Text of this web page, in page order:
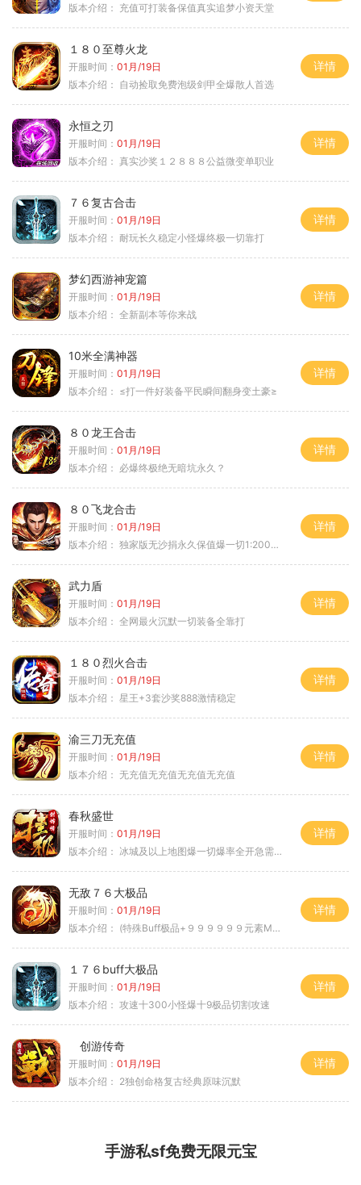
版本介绍： 充值可打装备保值真实追梦小资天堂
１８０至尊火龙
开服时间： 01月/19日
版本介绍： 自动捡取免费泡级剑甲全爆散人首选
详情
永恒之刃
开服时间： 01月/19日
版本介绍： 真实沙奖１２８８８公益微变单职业
详情
７６复古合击
开服时间： 01月/19日
版本介绍： 耐玩长久稳定小怪爆终极一切靠打
详情
梦幻西游神宠篇
开服时间： 01月/19日
版本介绍： 全新副本等你来战
详情
10米全满神器
开服时间： 01月/19日
版本介绍： ≤打一件好装备平民瞬间翻身变土豪≥
详情
８０龙王合击
开服时间： 01月/19日
版本介绍： 必爆终极绝无暗坑永久？
详情
８０飞龙合击
开服时间： 01月/19日
版本介绍： 独家版无沙捐永久保值爆一切1:2000回1
详情
武力盾
开服时间： 01月/19日
版本介绍： 全网最火沉默一切装备全靠打
详情
１８０烈火合击
开服时间： 01月/19日
版本介绍： 星王+3套沙奖888激情稳定
详情
渝三刀无充值
开服时间： 01月/19日
版本介绍： 无充值无充值无充值无充值
详情
春秋盛世
开服时间： 01月/19日
版本介绍： 冰城及以上地图爆一切爆率全开急需材料
详情
无敌７６大极品
开服时间： 01月/19日
版本介绍： (特殊Buff极品+９９９９９９元素Max）
详情
１７６buff大极品
开服时间： 01月/19日
版本介绍： 攻速十300小怪爆十9极品切割攻速
详情
创游传奇
开服时间： 01月/19日
版本介绍： 2独创命格复古经典原味沉默
详情
手游私sf免费无限元宝